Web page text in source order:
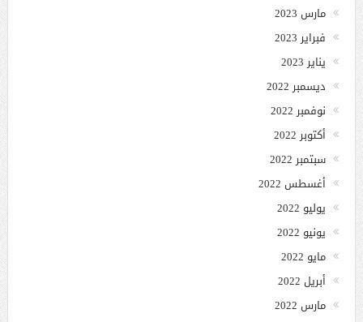
مارس 2023
فبراير 2023
يناير 2023
ديسمبر 2022
نوفمبر 2022
أكتوبر 2022
سبتمبر 2022
أغسطس 2022
يوليو 2022
يونيو 2022
مايو 2022
أبريل 2022
مارس 2022